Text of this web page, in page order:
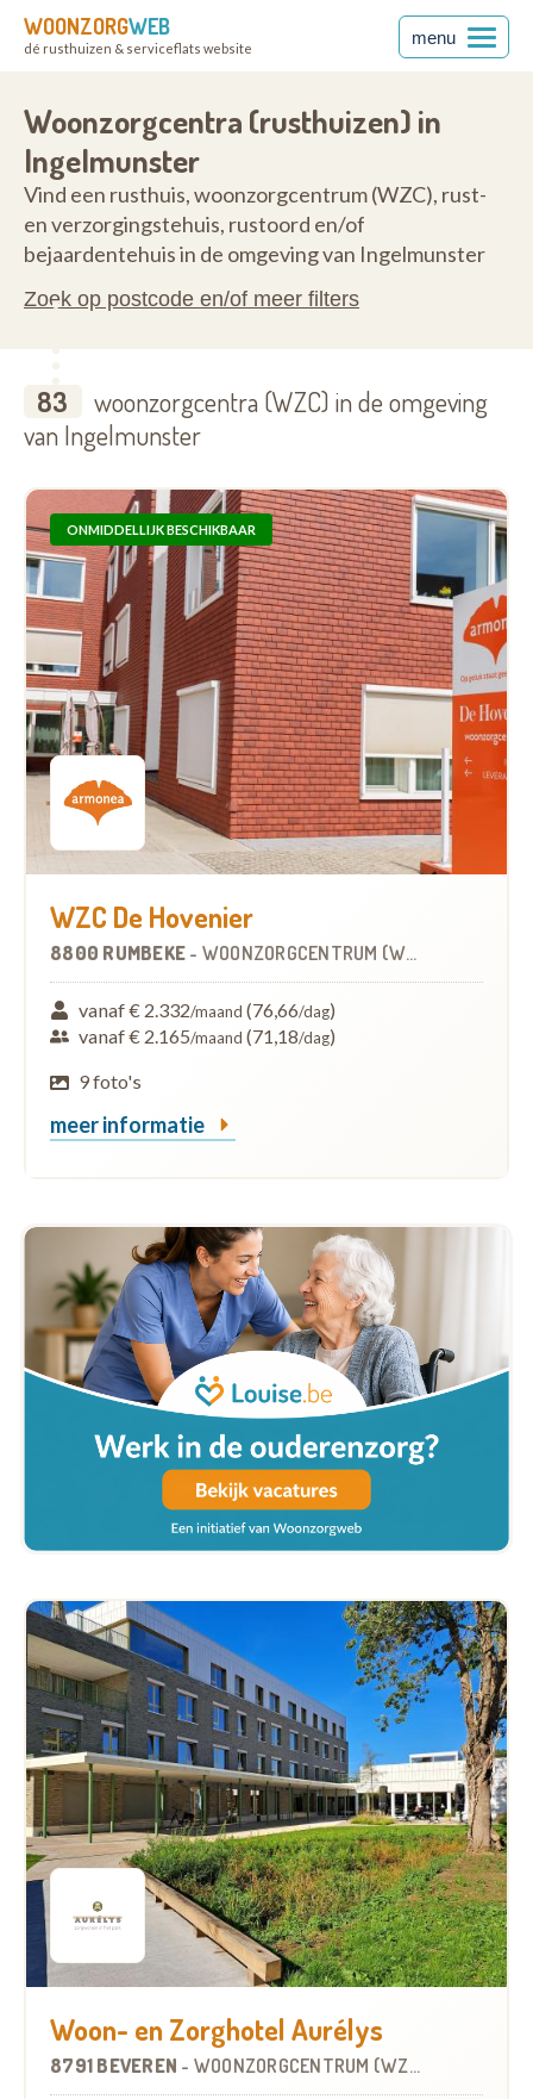
WOONZORGWEB
dé rusthuizen & serviceflats website
menu
Woonzorgcentra (rusthuizen) in
Ingelmunster
Vind een rusthuis, woonzorgcentrum (WZC), rust-
en verzorgingstehuis, rustoord en/of
bejaardentehuis in de omgeving van Ingelmunster
Zoek op postcode en/of meer filters
83
woonzorgcentra (WZC) in de omgeving
van Ingelmunster
ONMIDDELLIJK BESCHIKBAAR
WZC De Hovenier
8800 RUMBEKE - WOONZORGCENTRUM (WZC)
vanaf € 2.332/maand (76,66/dag)
vanaf € 2.165/maand (71,18/dag)
9 foto's
meer informatie
Woon- en Zorghotel Aurélys
8791 BEVEREN - WOONZORGCENTRUM (WZC)